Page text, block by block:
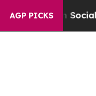
AGP PICKS
on Social Media